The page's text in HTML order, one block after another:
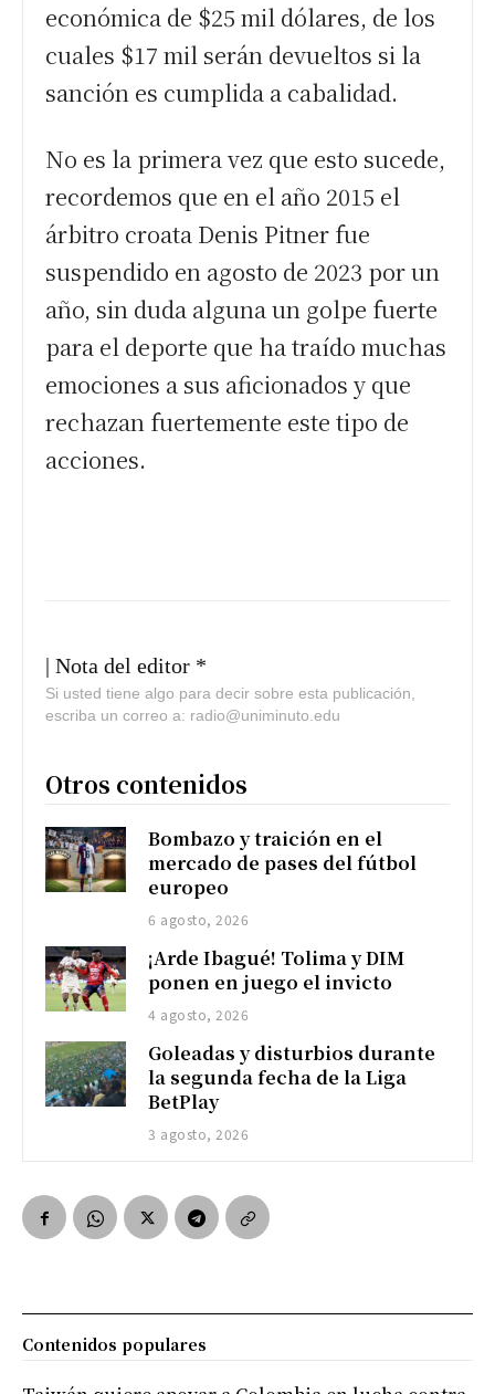
económica de $25 mil dólares, de los
cuales $17 mil serán devueltos si la
sanción es cumplida a cabalidad.
No es la primera vez que esto sucede,
recordemos que en el año 2015 el
árbitro croata Denis Pitner fue
suspendido en agosto de 2023 por un
año, sin duda alguna un golpe fuerte
para el deporte que ha traído muchas
emociones a sus aficionados y que
rechazan fuertemente este tipo de
acciones.
| Nota del editor *
Si usted tiene algo para decir sobre esta publicación,
escriba un correo a: radio@uniminuto.edu
Otros contenidos
Bombazo y traición en el
mercado de pases del fútbol
europeo
6 agosto, 2026
¡Arde Ibagué! Tolima y DIM
ponen en juego el invicto
4 agosto, 2026
Goleadas y disturbios durante
la segunda fecha de la Liga
BetPlay
3 agosto, 2026
Contenidos populares